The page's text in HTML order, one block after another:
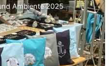
Ambiente 2025